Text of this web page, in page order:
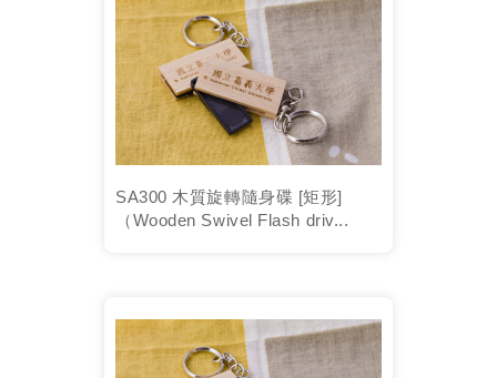
SA300 木質旋轉隨身碟 [矩形]
（Wooden Swivel Flash driv...